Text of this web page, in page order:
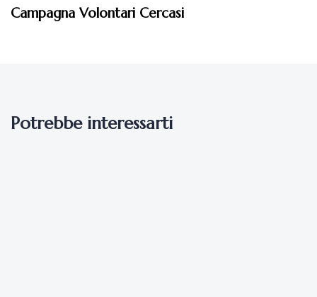
Campagna Volontari Cercasi
Potrebbe interessarti